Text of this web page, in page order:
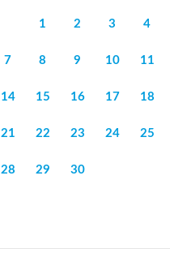
1 2 3 4
7 8 9 10 11
14 15 16 17 18
21 22 23 24 25
28 29 30